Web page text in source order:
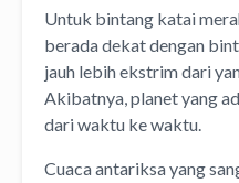
Untuk bintang katai
berada dekat dengan
jauh lebih ekstrim dari
Akibatnya, planet yang
dari waktu ke waktu.
Cuaca antariksa yang